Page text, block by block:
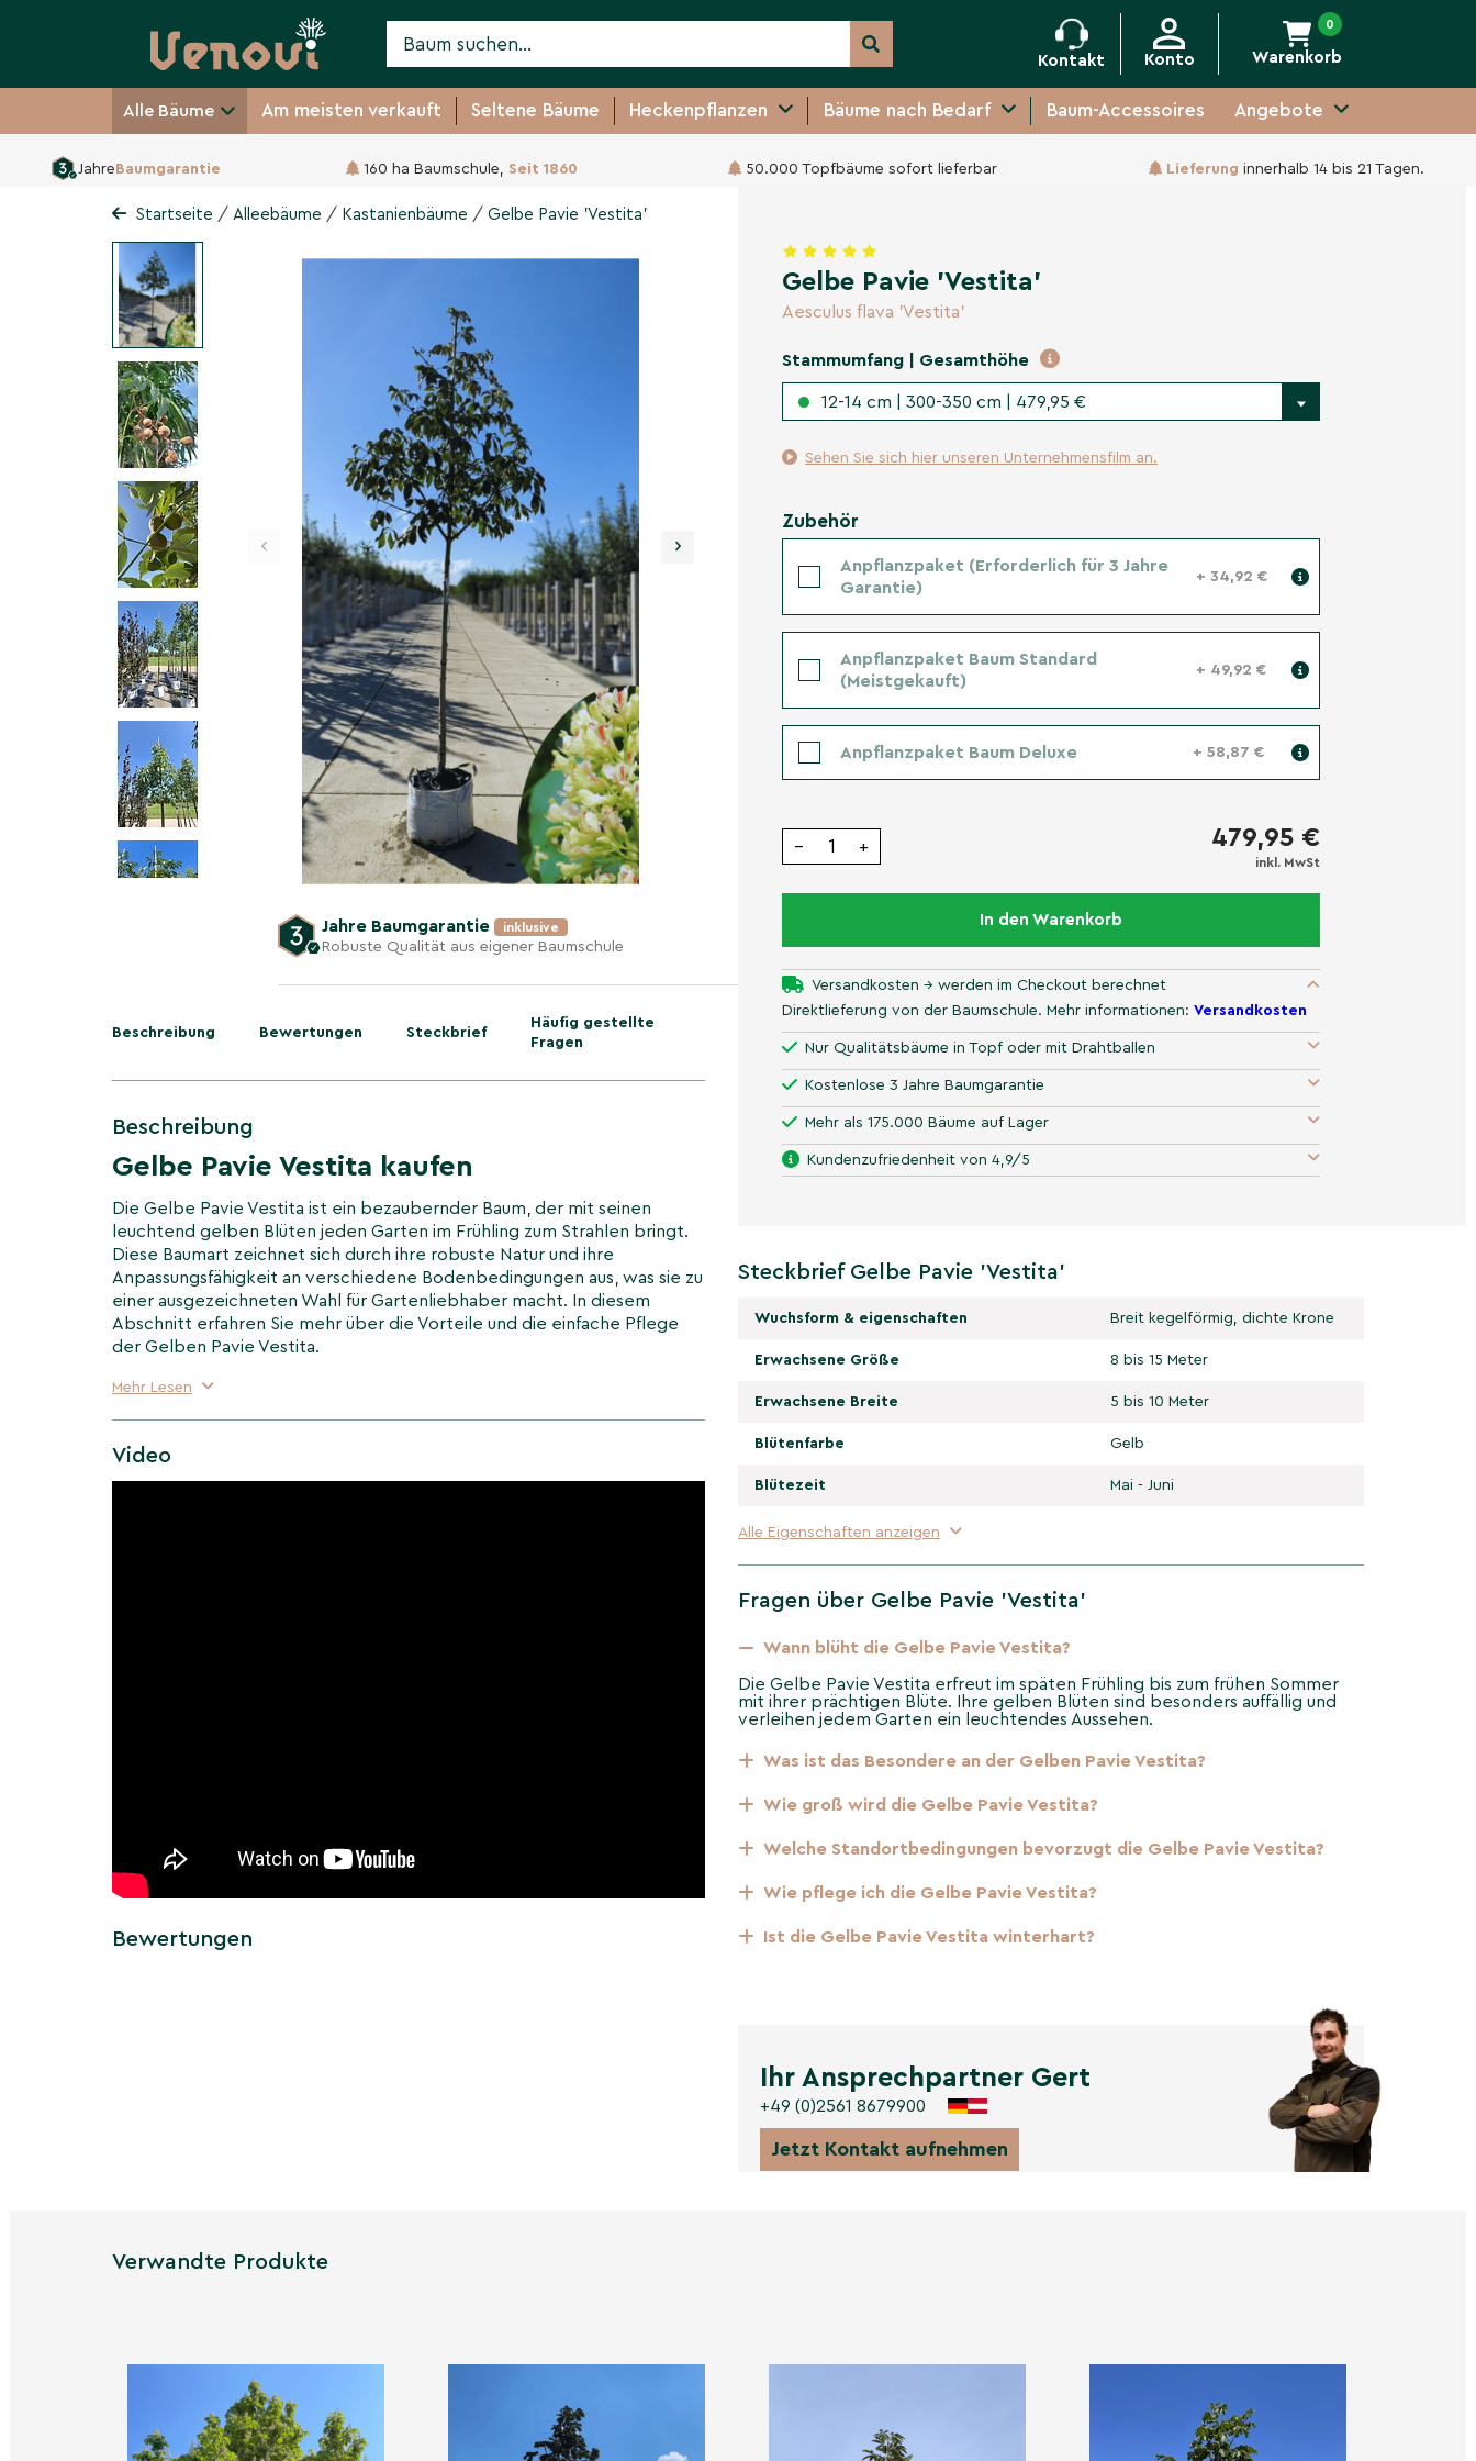
Kontakt Konto Warenkorb
0
Alle Bäume Am meisten verkauft Seltene Bäume Heckenpflanzen Bäume nach Bedarf Baum-Accessoires Angebote
JahreBaumgarantie 160 ha Baumschule, Seit 1860 50.000 Topfbäume sofort lieferbar Lieferung innerhalb 14 bis 21 Tagen.
Gelbe Pavie 'Vestita'
Aesculus flava 'Vestita'
Startseite / Alleebäume / Kastanienbäume / Gelbe Pavie 'Vestita'
‹ ›
Jahre Baumgarantie inklusive
Robuste Qualität aus eigener Baumschule
Beschreibung Bewertungen Steckbrief
Häufig gestellte
Fragen
Beschreibung
Gelbe Pavie Vestita kaufen
Die Gelbe Pavie Vestita ist ein bezaubernder Baum, der mit seinen
leuchtend gelben Blüten jeden Garten im Frühling zum Strahlen bringt.
Diese Baumart zeichnet sich durch ihre robuste Natur und ihre
Anpassungsfähigkeit an verschiedene Bodenbedingungen aus, was sie zu
einer ausgezeichneten Wahl für Gartenliebhaber macht. In diesem
Abschnitt erfahren Sie mehr über die Vorteile und die einfache Pflege
der Gelben Pavie Vestita.
Pavie Vestita
Die Gelbe Pavie Vestita ist bekannt für ihre spektakulären gelben
Herkunft und Geschichte der Gelben Pavie
Obwohl die Gelbe Pavie Vestita pflegeleicht ist, gibt es einige wichtige
Pflegetipps, die beachtet werden sollten. Hier erfahren Sie, wie Sie
durch regelmäßige Pflege die Gesundheit und Schönheit Ihres Baumes
langfristig sichern können.
Mehr Lesen
Video
Bewertungen
Gelbe Pavie 'Vestita'
Aesculus flava 'Vestita'
Stammumfang | Gesamthöhe
12-14 cm | 300-350 cm | 479,95 €
Sehen Sie sich hier unseren Unternehmensfilm an.
Zubehör
Anpflanzpaket (Erforderlich für 3 Jahre
Garantie)
+ 34,92 €
Anpflanzpaket Baum Standard
(Meistgekauft)
+ 49,92 €
Anpflanzpaket Baum Deluxe + 58,87 €
− + 479,95 €
inkl. MwSt
In den Warenkorb
Versandkosten → werden im Checkout berechnet
Direktlieferung von der Baumschule. Mehr informationen: Versandkosten
Nur Qualitätsbäume in Topf oder mit Drahtballen
Kostenlose 3 Jahre Baumgarantie
Mehr als 175.000 Bäume auf Lager
Kundenzufriedenheit von 4,9/5
Steckbrief Gelbe Pavie 'Vestita'
Wuchsform & eigenschaften Breit kegelförmig, dichte Krone
Erwachsene Größe 8 bis 15 Meter
Erwachsene Breite 5 bis 10 Meter
Blütenfarbe Gelb
Blütezeit Mai - Juni
Alle Eigenschaften anzeigen
Fragen über Gelbe Pavie 'Vestita'
Wann blüht die Gelbe Pavie Vestita?
Die Gelbe Pavie Vestita erfreut im späten Frühling bis zum frühen Sommer
mit ihrer prächtigen Blüte. Ihre gelben Blüten sind besonders auffällig und
verleihen jedem Garten ein leuchtendes Aussehen.
Was ist das Besondere an der Gelben Pavie Vestita?
Wie groß wird die Gelbe Pavie Vestita?
Welche Standortbedingungen bevorzugt die Gelbe Pavie Vestita?
Wie pflege ich die Gelbe Pavie Vestita?
Ist die Gelbe Pavie Vestita winterhart?
Ihr Ansprechpartner Gert
+49 (0)2561 8679900
Jetzt Kontakt aufnehmen
Verwandte Produkte